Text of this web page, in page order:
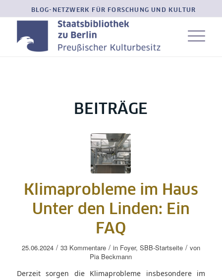
BLOG-NETZWERK FÜR FORSCHUNG UND KULTUR
BEITRÄGE
Klimaprobleme im Haus
Unter den Linden: Ein
FAQ
25.06.2024 / 33 Kommentare / in Foyer, SBB-Startseite / von
Pia Beckmann
Derzeit sorgen die Klimaprobleme insbesondere im